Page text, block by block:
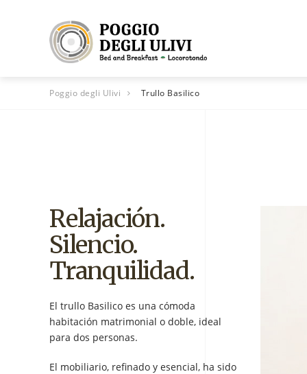
Poggio degli Ulivi Trullo Basilico
Relajación.
Silencio.
Tranquilidad.
El trullo Basilico es una cómoda
habitación matrimonial o doble, ideal
para dos personas.
El mobiliario, refinado y esencial, ha sido